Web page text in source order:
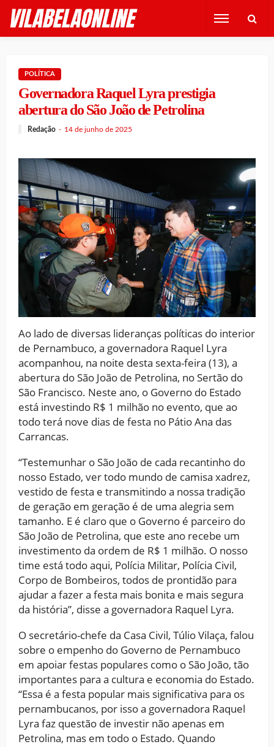
POLÍTICA
Governadora Raquel Lyra prestigia
abertura do São João de Petrolina
Redação 14 de junho de 2025
Ao lado de diversas lideranças políticas do interior
de Pernambuco, a governadora Raquel Lyra
acompanhou, na noite desta sexta-feira (13), a
abertura do São João de Petrolina, no Sertão do
São Francisco. Neste ano, o Governo do Estado
está investindo R$ 1 milhão no evento, que ao
todo terá nove dias de festa no Pátio Ana das
Carrancas.
“Testemunhar o São João de cada recantinho do
nosso Estado, ver todo mundo de camisa xadrez,
vestido de festa e transmitindo a nossa tradição
de geração em geração é de uma alegria sem
tamanho. E é claro que o Governo é parceiro do
São João de Petrolina, que este ano recebe um
investimento da ordem de R$ 1 milhão. O nosso
time está todo aqui, Polícia Militar, Polícia Civil,
Corpo de Bombeiros, todos de prontidão para
ajudar a fazer a festa mais bonita e mais segura
da história”, disse a governadora Raquel Lyra.
O secretário-chefe da Casa Civil, Túlio Vilaça, falou
sobre o empenho do Governo de Pernambuco
em apoiar festas populares como o São João, tão
importantes para a cultura e economia do Estado.
“Essa é a festa popular mais significativa para os
pernambucanos, por isso a governadora Raquel
Lyra faz questão de investir não apenas em
Petrolina, mas em todo o Estado. Quando